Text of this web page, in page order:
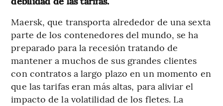
Maersk, que transporta alrededor de una sexta
parte de los contenedores del mundo, se ha
preparado para la recesión tratando de
mantener a muchos de sus grandes clientes
con contratos a largo plazo en un momento en
que las tarifas eran más altas, para aliviar el
impacto de la volatilidad de los fletes. La